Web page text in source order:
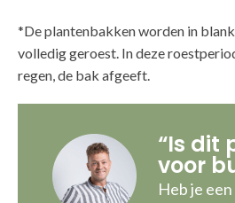
*De plantenbakken worden in
volledig geroest. In deze
regen, de bak afgeeft.
“Is dit
voor
Heb je